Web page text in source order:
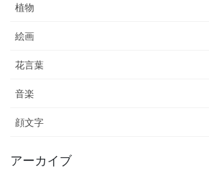
植物
絵画
花言葉
音楽
顔文字
アーカイブ